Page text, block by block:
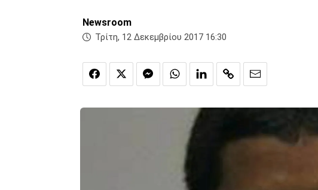
Newsroom
Τρίτη, 12 Δεκεμβρίου 2017 16:30